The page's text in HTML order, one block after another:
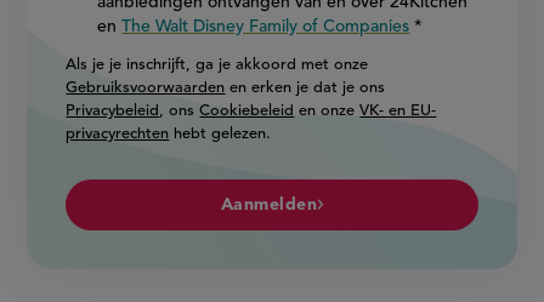
enThe Walt Disney Family of Companies
Als je je inschrijft, ga je akkoord met onze
Gebruiksvoorwaarden en erken je dat je ons
Privacybeleid , onsCookiebeleid en onzeVK- en EU-
privacyrechten hebt gelezen.
Aanmelden